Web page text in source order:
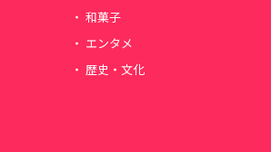
和菓子
エンタメ
歴史・文化